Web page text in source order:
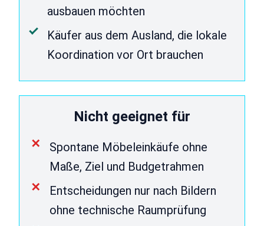
ausbauen möchten
Käufer aus dem Ausland, die lokale
Koordination vor Ort brauchen
Nicht geeignet für
Spontane Möbeleinkäufe ohne
Maße, Ziel und Budgetrahmen
Entscheidungen nur nach Bildern
ohne technische Raumprüfung